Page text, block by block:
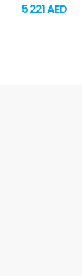
5 221 AED